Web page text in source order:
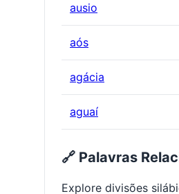
ausio
aós
agácia
aguaí
🔗 Palavras
Explore divisões